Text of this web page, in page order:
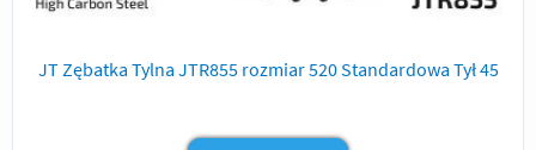
JT Zębatka Tylna JTR855 rozmiar 520 Standardowa Tył 45